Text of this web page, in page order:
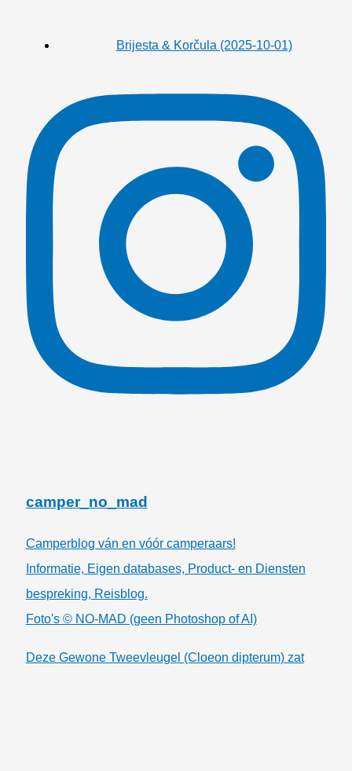
Brijesta & Korčula (2025-10-01)
camper_no_mad
Camperblog ván en vóór camperaars!
Informatie, Eigen databases, Product- en Diensten
bespreking, Reisblog.
Foto's © NO-MAD (geen Photoshop of AI)
Deze Gewone Tweevleugel (Cloeon dipterum) zat